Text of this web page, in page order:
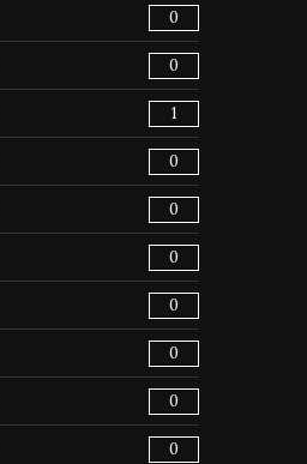
0
0
1
0
0
0
0
0
0
0